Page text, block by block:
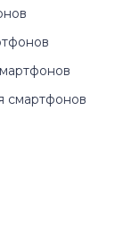
смартфонов